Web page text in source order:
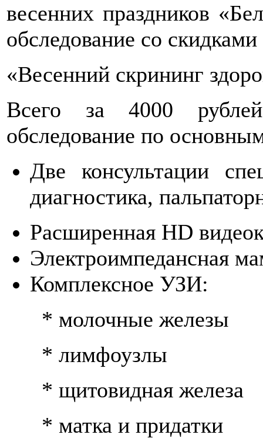
весенних праздников
обследование со
«Весенний скрининг
Всего за 4000
обследование по
Две консультации
диагностика,
Расширенная HD
Электроимпедансная
Комплексное УЗИ:
* молочные железы
* лимфоузлы
* щитовидная железа
* матка и придатки